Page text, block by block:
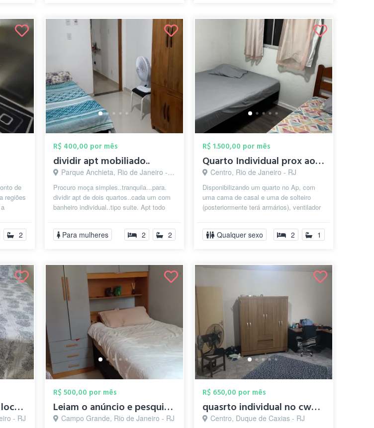
de
regiões
2
R$ 400,00 por mês
dividir apt mobiliado..
Parque Anchieta, Rio de Janeiro - RJ
Procuro moça simples..tranquila...para.
dividir apt de dois quartos..cada um com
banheiro individual..tipo suite. Apt todo
Para mulheres 2 2
R$ 1.500,00 por mês
Quarto Individual prox ao Centro
Centro, Rio de Janeiro - RJ
Disponibilizando um quarto no Ap, com
uma cama de casal e uma de solteiro
(posteriormente terá armários), ventilador
Qualquer sexo 2 1
Quarto individual, em local seguro no RJ...
- RJ
R$ 500,00 por mês
Leiam o anúncio e pesquisem o bairro no ...
Campo Grande, Rio de Janeiro - RJ
R$ 650,00 por mês
quasrto individual no cwntro de caxias
Centro, Duque de Caxias - RJ